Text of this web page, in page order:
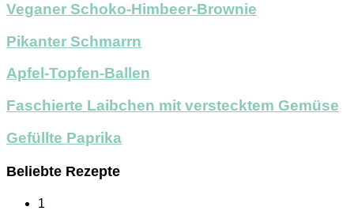
Veganer Schoko-Himbeer-Brownie
Pikanter Schmarrn
Apfel-Topfen-Ballen
Faschierte Laibchen mit verstecktem Gemüse
Gefüllte Paprika
Beliebte Rezepte
1